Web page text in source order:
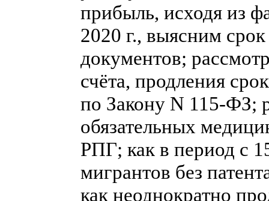
прибыль, исходя из
2020 г., выясним
документов;
счёта, продления
по Закону N 115-ФЗ;
обязательных
РПГ; как в период с
мигрантов без
как неоднократно